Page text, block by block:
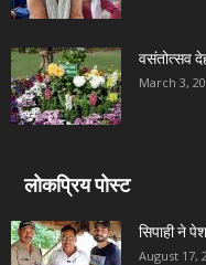
वसंतोत्सव
March 3,
लोकप्रिय पोस्ट
सिपाही ने
August 17,